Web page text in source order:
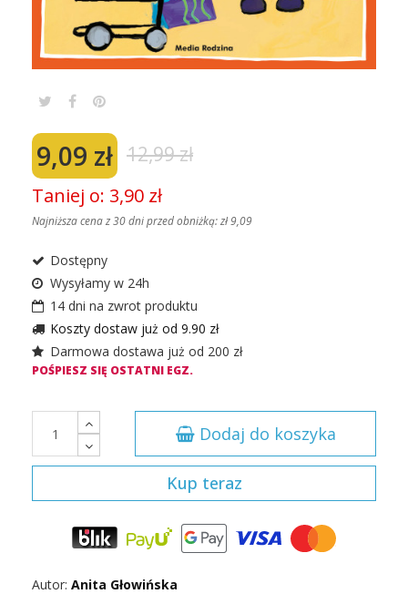
Autor: Anita Głowińska
9,09 zł 12,99 zł
Taniej o: 3,90 zł
Najniższa cena z 30 dni przed obniżką:zł 9,09
Dostępny
Wysyłamy w 24h
14 dni na zwrot produktu
Koszty dostaw już od 9.90 zł
Darmowa dostawa już od 200 zł
POŚPIESZ SIĘ OSTATNI EGZ.
Dodaj do koszyka
Kup teraz